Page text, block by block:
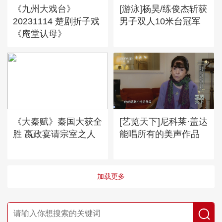
《九州大戏台》
20231114 楚剧折子戏
《庵堂认母》
[游泳]杨昊/练俊杰斩获
男子双人10米台冠军
《大秦赋》秦国大获全
胜 嬴政宴请宗室之人
[艺览天下]尼科莱·盖达
能唱所有的美声作品
加载更多